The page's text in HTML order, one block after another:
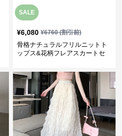
SALE
¥6,080 ¥6760(割引前)
骨格ナチュラルフリルニットト
ップス&花柄フレアスカートセ